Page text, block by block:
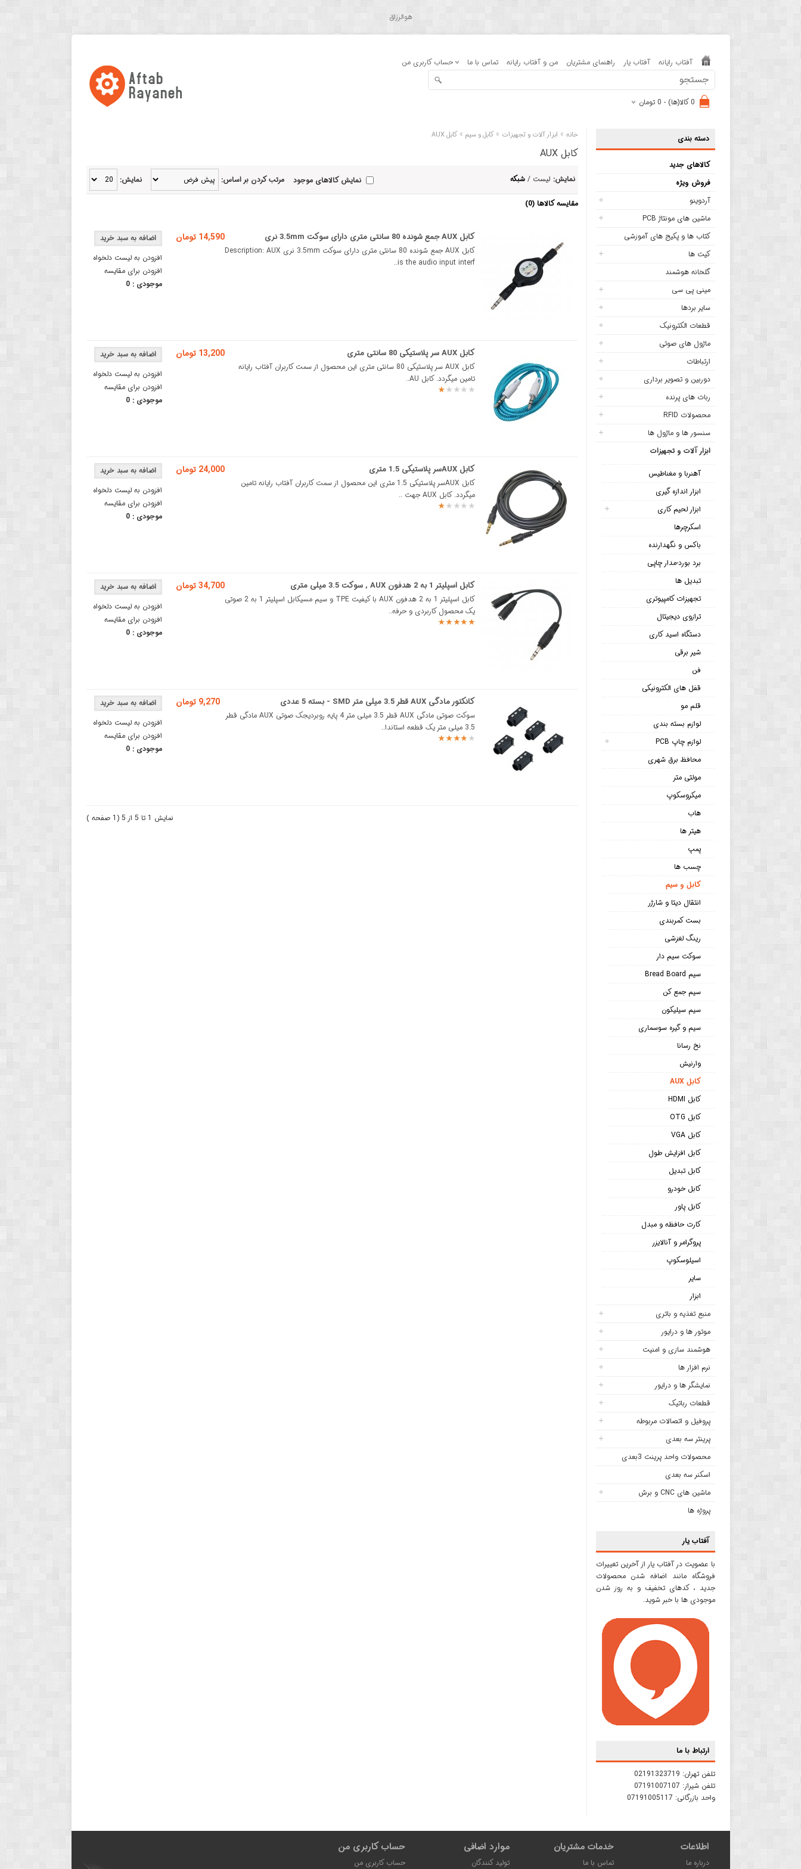
هوالرزاق
آفتاب رایانه آفتاب یار راهنمای مشتریان من و آفتاب رایانه تماس با ما حساب کاربری من
0 کالا(ها) - 0 تومان
دسته بندی
کالاهای جدید
فروش ویژه
آردوینو
ماشین های مونتاژ PCB
کتاب ها و پکیج های آموزشی
کیت ها
گلخانه هوشمند
مینی پی سی
سایر بردها
قطعات الکترونیک
ماژول های صوتی
ارتباطات
دوربین و تصویر برداری
ربات های پرنده
محصولات RFID
سنسور ها و ماژول ها
ابزار آلات و تجهیزات
آهنربا و مغناطیس
ابزار اندازه گیری
ابزار لحیم کاری
اسکرچرها
باکس و نگهدارنده
برد بورد-مدار چاپی
تبدیل ها
تجهیزات کامپیوتری
ترازوی دیجیتال
دستگاه اسید کاری
شیر برقی
فن
قفل های الکترونیکی
قلم مو
لوازم بسته بندی
لوازم چاپ PCB
محافظ برق شهری
مولتی متر
میکروسکوپ
هاب
هیتر ها
پمپ
چسب ها
کابل و سیم
انتقال دیتا و شارژر
بست کمربندی
رینگ لغزشی
سوکت سیم دار
سیم Bread Board
سیم جمع کن
سیم سیلیکون
سیم و گیره سوسماری
نخ رسانا
وارنیش
کابل AUX
کابل HDMI
کابل OTG
کابل VGA
کابل افزایش طول
کابل تبدیل
کابل خودرو
کابل پاور
کارت حافظه و مبدل
پروگرامر و آنالایزر
اسیلوسکوپ
سایر
ابزار
منبع تغذیه و باتری
موتور ها و درایور
هوشمند سازی و امنیت
نرم افزار ها
نمایشگر ها و درایور
قطعات رباتیک
پروفیل و اتصالات مربوطه
پرینتر سه بعدی
محصولات واحد پرینت 3بعدی
اسکنر سه بعدی
ماشین های CNC و برش
پروژه ها
آفتاب یار
با عضویت در آفتاب یار از آخرین تغییرات
فروشگاه مانند اضافه شدن محصولات
جدید ، کدهای تخفیف و به روز شدن
موجودی ها با خبر شوید.
ارتباط با ما
تلفن تهران: 02191323719
تلفن شیراز: 07191007107
واحد بازرگانی: 07191005117
خانه » ابزار آلات و تجهیزات »کابل و سیم »کابل AUX
کابل AUX
نمایش: لیست /شبکه نمایش: مرتب کردن بر اساس: نمایش کالاهای موجود
مقایسه کالاها (0)
افزودن به لیست دلخواه
افزودن برای مقایسه
موجودی :0
14,590 تومان کابل AUX جمع شونده 80 سانتی متری دارای سوکت 3.5mm نری
کابل AUX جمع شونده 80 سانتی متری دارای سوکت 3.5mm نری Description: AUX
is the audio input interf..
افزودن به لیست دلخواه
افزودن برای مقایسه
موجودی :0
13,200 تومان کابل AUX سر پلاستیکی 80 سانتی متری
کابل AUX سر پلاستیکی 80 سانتی متری این محصول از سمت کاربران آفتاب رایانه
تامین میگردد. کابل AU..
افزودن به لیست دلخواه
افزودن برای مقایسه
موجودی :0
24,000 تومان کابل AUXسر پلاستیکی 1.5 متری
کابل AUXسر پلاستیکی 1.5 متری این محصول از سمت کاربران آفتاب رایانه تامین
میگردد. کابل AUX جهت ..
افزودن به لیست دلخواه
افزودن برای مقایسه
موجودی :0
34,700 تومان کابل اسپلیتر 1 به 2 هدفون AUX , سوکت 3.5 میلی متری
کابل اسپلیتر 1 به 2 هدفون AUX با کیفیت TPE و سیم مسیکابل اسپلیتر 1 به 2 صوتی
یک محصول کاربردی و حرفه..
افزودن به لیست دلخواه
افزودن برای مقایسه
موجودی :0
9,270 تومان کانکتور مادگی AUX قطر 3.5 میلی متر SMD - بسته 5 عددی
سوکت صوتی مادگی AUX قطر 3.5 میلی متر 4 پایه روبردیجک صوتی AUX مادگی قطر
3.5 میلی متر یک قطعه استاندا..
نمایش 1 تا 5 از 5 (1 صفحه )
اطلاعات
درباره ما
خدمات مشتریان
تماس با ما
موارد اضافی
تولید کنندگان
حساب کاربری من
حساب کاربری من